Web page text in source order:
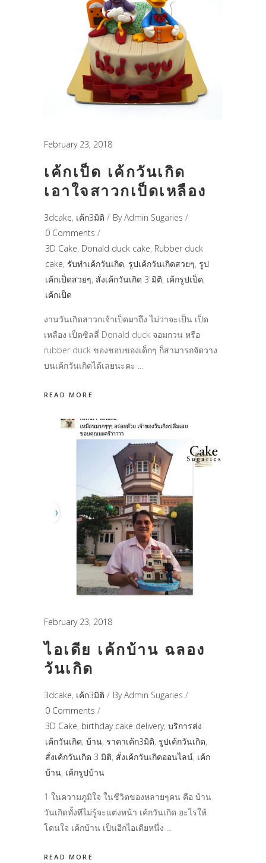
February 23, 2018
เค้กเป็ด เค้กวันเกิด
เอาใจสาวกเป็ดเหลือง
3dcake, เค้ก3มิติ ByAdmin Sugaries
0 Comments
3D Cake, Donald duck cake, Rubber duck
cake, รับทำเค้กวันเกิด, รูปเค้กวันเกิดสวยๆ, รูป
เค้กเป็ดสวยๆ, สั่งเค้กวันเกิด 3 มิติ, เค้กรูปเป็ด,
เค้กเป็ด
งานวันเกิดสาวกเจ้าเป็ดมาถึง ไม่ว่าจะเป็น เป็ด
เหลือง เป็ดซิลลี่ Donald duck จอมกวน หรือ
rubber duck ของชอบของเด็กๆ ก็สามารถจัดวาง
บนเค้กวันเกิดได้เลยนะคะ
READ MORE
February 23, 2018
ไอเดีย เค้กบ้าน ฉลอง
วันเกิด
3dcake, เค้ก3มิติ ByAdmin Sugaries
0 Comments
3D Cake, birthday cake delivery, บริการส่ง
เค้กวันเกิด, บ้าน, ราคาเค้ก3มิติ, รูปเค้กวันเกิด,
สั่งเค้กวันเกิด 3 มิติ, สั่งเค้กวันเกิดออนไลน์, เค้ก
บ้าน, เค้กรูปบ้าน
1 ในความภูมิใจ ในชีวิตของหลายๆคน คือ บ้าน
วันเกิดทั้งทีไม่รู้จะแต่งหน้า เค้กวันเกิด อะไรให้
โดนใจ เค้กบ้าน เป็นอีกไอเดียหนึ่ง
READ MORE